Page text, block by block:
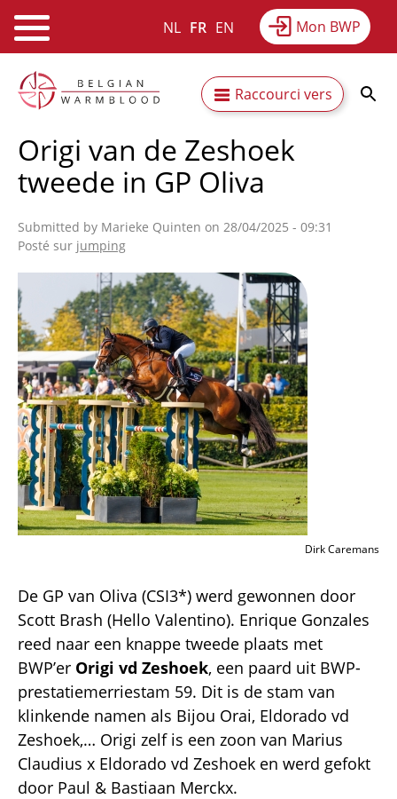
Aller
principal
Mon BWP
NL FR EN
Secundaire
navigatie
Webshop Equitime Actualités
À propos du BWP
Raccourci vers
Origi van de Zeshoek
tweede in GP Oliva
Submitted by Marieke Quinten on 28/04/2025 - 09:31
Posté sur jumping
Afbeelding
Dirk Caremans
De GP van Oliva (CSI3*) werd gewonnen door
Scott Brash (Hello Valentino). Enrique Gonzales
reed naar een knappe tweede plaats met
BWP’er Origi vd Zeshoek, een paard uit BWP-
prestatiemerriestam 59. Dit is de stam van
klinkende namen als Bijou Orai, Eldorado vd
Zeshoek,… Origi zelf is een zoon van Marius
Claudius x Eldorado vd Zeshoek en werd gefokt
door Paul & Bastiaan Merckx.